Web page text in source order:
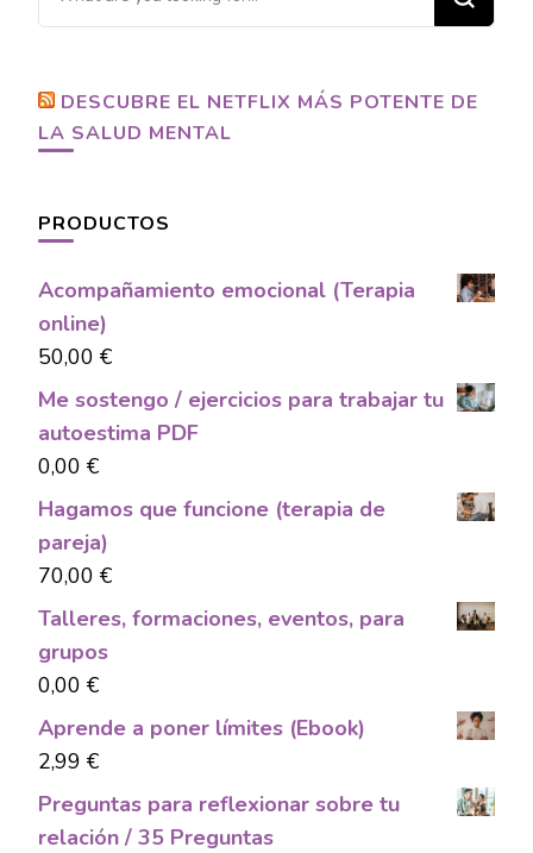
for
DESCUBRE EL NETFLIX MÁS POTENTE DE
LA SALUD MENTAL
PRODUCTOS
Acompañamiento emocional (Terapia
online)
50,00 €
Me sostengo / ejercicios para trabajar tu
autoestima PDF
0,00 €
Hagamos que funcione (terapia de
pareja)
70,00 €
Talleres, formaciones, eventos, para
grupos
0,00 €
Aprende a poner límites (Ebook)
2,99 €
Preguntas para reflexionar sobre tu
relación / 35 Preguntas